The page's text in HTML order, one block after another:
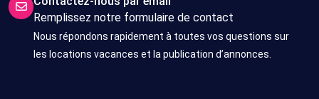
Remplissez notre formulaire de contact
Nous répondons rapidement à toutes vos questions sur
les locations vacances et la publication d’annonces.